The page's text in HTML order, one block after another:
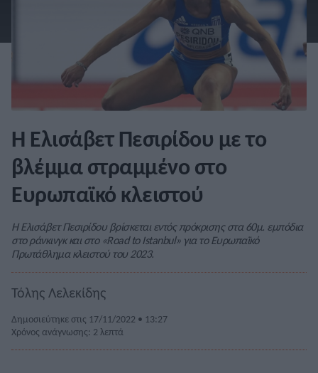
Η Ελισάβετ Πεσιρίδου με το
βλέμμα στραμμένο στο
Ευρωπαϊκό κλειστού
Η Ελισάβετ Πεσιρίδου βρίσκεται εντός πρόκρισης στα 60μ. εμπόδια
στο ράνκινγκ και στο «Road to Istanbul» για το Ευρωπαϊκό
Πρωτάθλημα κλειστού του 2023.
Τόλης Λελεκίδης
Δημοσιεύτηκε στις 17/11/2022 • 13:27
Χρόνος ανάγνωσης: 2 λεπτά